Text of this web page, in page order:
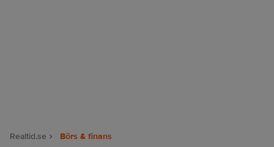
Realtid.se Börs & finans